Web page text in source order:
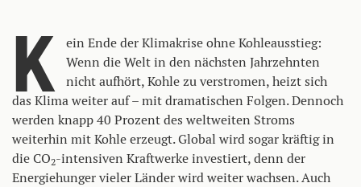
K
ein Ende der Klimakrise ohne Kohleausstieg:
Wenn die Welt in den nächsten Jahrzehnten
nicht aufhört, Kohle zu verstromen, heizt sich
das Klima weiter auf – mit dramatischen Folgen. Dennoch
werden knapp 40 Prozent des weltweiten Stroms
weiterhin mit Kohle erzeugt. Global wird sogar kräftig in
die CO2-intensiven Kraftwerke investiert, denn der
Energiehunger vieler Länder wird weiter wachsen. Auch